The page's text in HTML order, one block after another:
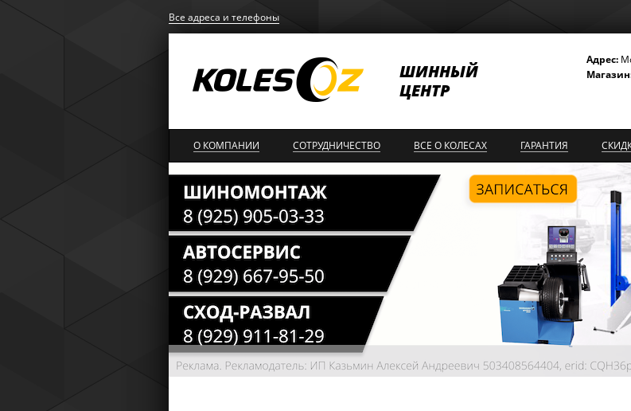
Все адреса и телефоны
ШИННЫЙ
ЦЕНТР
Адрес:
О КОМПАНИИ СОТРУДНИЧЕСТВО ВСЕ О КОЛЕСАХ ГАРАНТИЯ